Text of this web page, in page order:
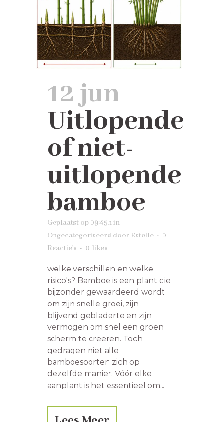
12 jun
Uitlopende
of niet-
uitlopende
bamboe
Geplaatst op 09:45hin
Ongecategoriseerd door Estelle
0
Reactie's
0 likes
welke verschillen en welke
risico's? Bamboe is een plant die
bijzonder gewaardeerd wordt
om zijn snelle groei, zijn
blijvend gebladerte en zijn
vermogen om snel een groen
scherm te creëren. Toch
gedragen niet alle
bamboesoorten zich op
dezelfde manier. Vóór elke
aanplant is het essentieel om...